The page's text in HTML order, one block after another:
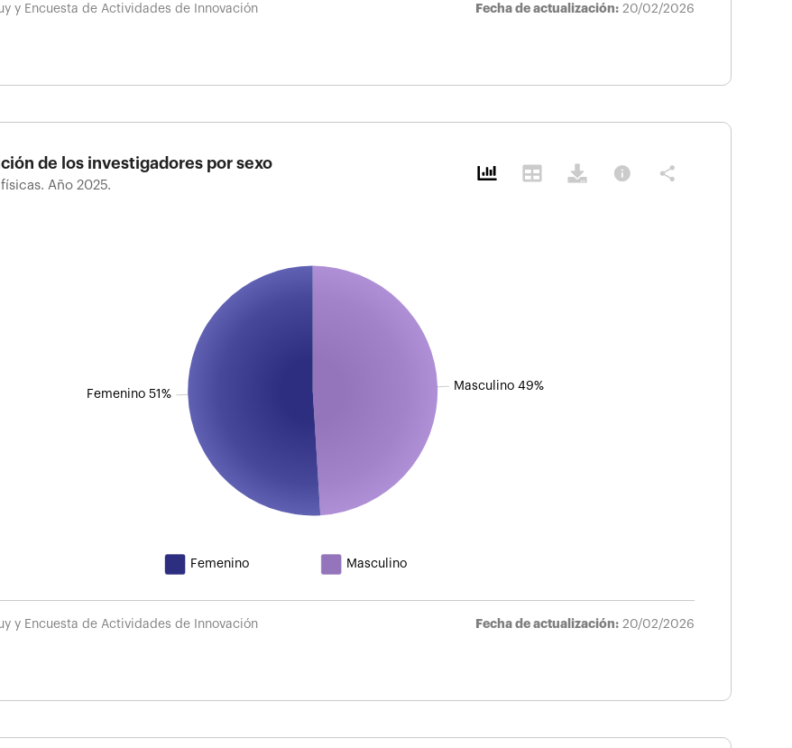
y Encuesta de Actividades de Innovación Fecha de actualización: 20/02/2026
de los investigadores por sexo
Año 2025.
info share
Masculino 49%
Femenino 51%
Masculino
Femenino
y Encuesta de Actividades de Innovación Fecha de actualización: 20/02/2026